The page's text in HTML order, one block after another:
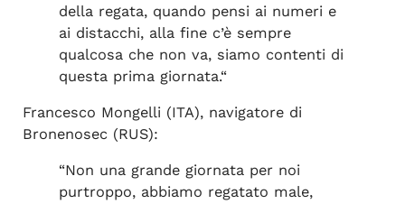
della regata, quando pensi ai numeri e
ai distacchi, alla fine c’è sempre
qualcosa che non va, siamo contenti di
questa prima giornata.“
Francesco Mongelli (ITA), navigatore di
Bronenosec (RUS):
“Non una grande giornata per noi
purtroppo, abbiamo regatato male,